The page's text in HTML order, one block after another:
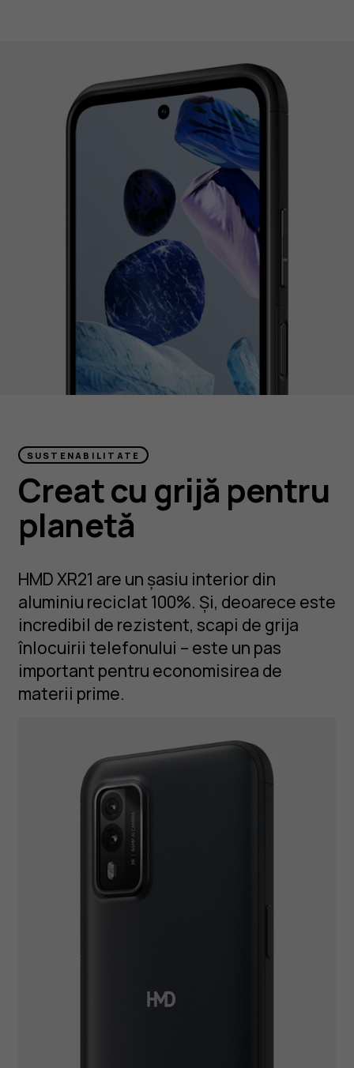
SUSTENABILITATE
Creat cu grijă pentru
planetă
HMD XR21 are un șasiu interior din
aluminiu reciclat 100%. Și, deoarece este
incredibil de rezistent, scapi de grija
înlocuirii telefonului – este un pas
important pentru economisirea de
materii prime.